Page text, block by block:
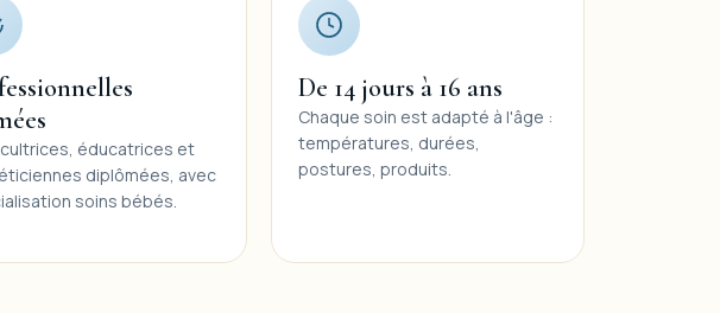
éducatrices et
diplômées, avec
soins bébés.
De 14 jours à 16 ans
Chaque soin est adapté à l'âge :
températures, durées,
postures, produits.